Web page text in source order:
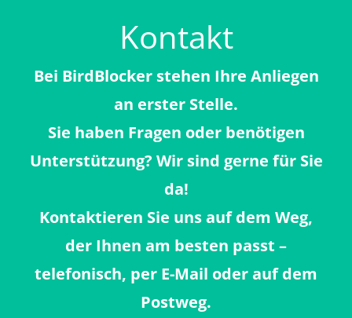
Kontakt
Bei BirdBlocker stehen Ihre Anliegen
an erster Stelle.
Sie haben Fragen oder benötigen
Unterstützung? Wir sind gerne für Sie
da!
Kontaktieren Sie uns auf dem Weg,
der Ihnen am besten passt –
telefonisch, per E-Mail oder auf dem
Postweg.